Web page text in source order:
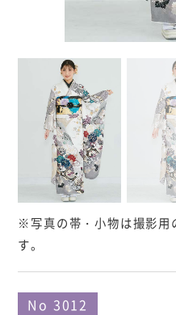
No 3012
※写真の帯・小物は撮影用
す。